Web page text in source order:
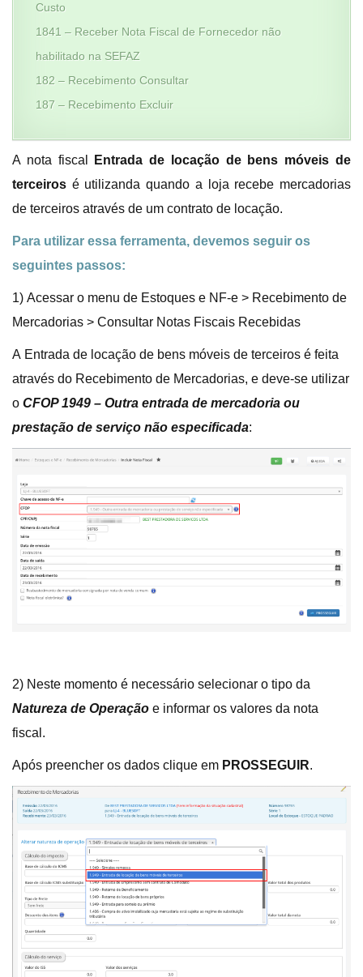
Custo
1841 – Receber Nota Fiscal de Fornecedor não
habilitado na SEFAZ
182 – Recebimento Consultar
187 – Recebimento Excluir
A nota fiscal
Entrada de locação de bens móveis de
terceiros é utilizanda quando a loja recebe mercadorias
de terceiros através de um contrato de locação.
Para utilizar essa ferramenta, devemos seguir os
seguintes passos:
1) Acessar o menu de Estoques e NF-e > Recebimento de
Mercadorias > Consultar Notas Fiscais Recebidas
A Entrada de locação de bens móveis de terceiros é feita
através do Recebimento de Mercadorias, e deve-se utilizar
o CFOP 1949 – Outra entrada de mercadoria ou
prestação de serviço não especificada:
2) Neste momento é necessário selecionar o tipo da
Natureza de Operação e informar os valores da nota
fiscal.
Após preencher os dados clique em PROSSEGUIR.